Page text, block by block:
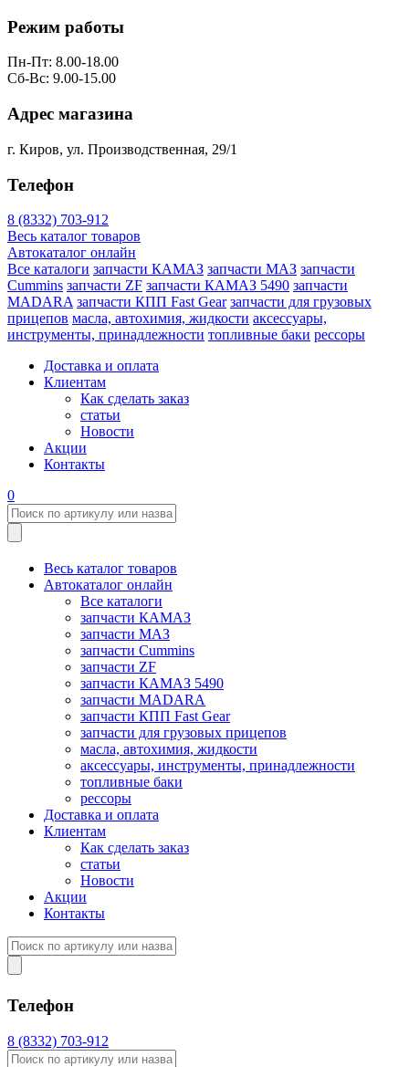
Режим работы
Пн-Пт: 8.00-18.00
Сб-Вс: 9.00-15.00
Адрес магазина
г. Киров, ул. Производственная, 29/1
Телефон
8 (8332) 703-912
Весь каталог товаров
Автокаталог онлайн
Все каталоги запчасти КАМАЗ запчасти МАЗ запчасти
Cummins запчасти ZF запчасти КАМАЗ 5490 запчасти
MADARA запчасти КПП Fast Gear запчасти для грузовых
прицепов масла, автохимия, жидкости аксессуары,
инструменты, принадлежности топливные баки рессоры
Доставка и оплата
Клиентам
Как сделать заказ
статьи
Новости
Акции
Контакты
0
Весь каталог товаров
Автокаталог онлайн
Все каталоги
запчасти КАМАЗ
запчасти МАЗ
запчасти Cummins
запчасти ZF
запчасти КАМАЗ 5490
запчасти MADARA
запчасти КПП Fast Gear
запчасти для грузовых прицепов
масла, автохимия, жидкости
аксессуары, инструменты, принадлежности
топливные баки
рессоры
Доставка и оплата
Клиентам
Как сделать заказ
статьи
Новости
Акции
Контакты
Телефон
8 (8332) 703-912